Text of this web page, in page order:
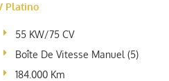
Platino
55 KW/75 CV
Boîte De Vitesse Manuel (5)
184.000 Km